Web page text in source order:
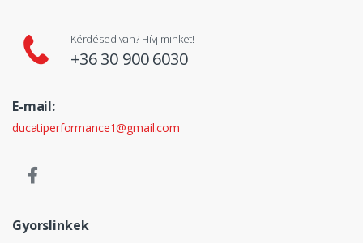
Kérdésed van? Hívj minket!
+36 30 900 6030
E-mail:
ducatiperformance1@gmail.com
Gyorslinkek